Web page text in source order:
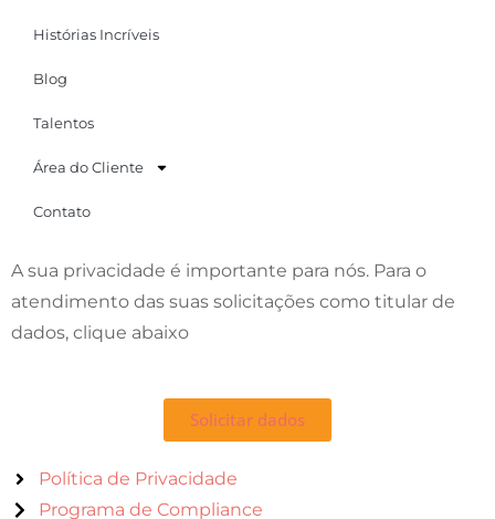
Histórias Incríveis
Blog
Talentos
Área do Cliente
Contato
A sua privacidade é importante para nós. Para o
atendimento das suas solicitações como titular de
dados, clique abaixo
Solicitar dados
Política de Privacidade
Programa de Compliance